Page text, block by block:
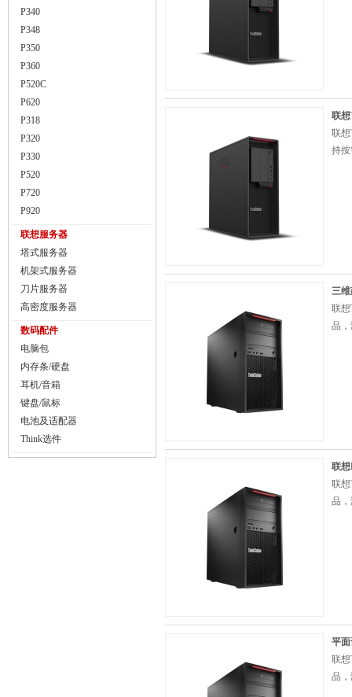
P340
P348
P350
P360
P520C
P620
P318
P320
P330
P520
P720
P920
联想服务器
塔式服务器
机架式服务器
刀片服务器
高密度服务器
数码配件
电脑包
内存条/硬盘
耳机/音箱
键盘/鼠标
电池及适配器
Think选件
联
联想
持
三维
联想
品
联想
联想
品
平
联想
品